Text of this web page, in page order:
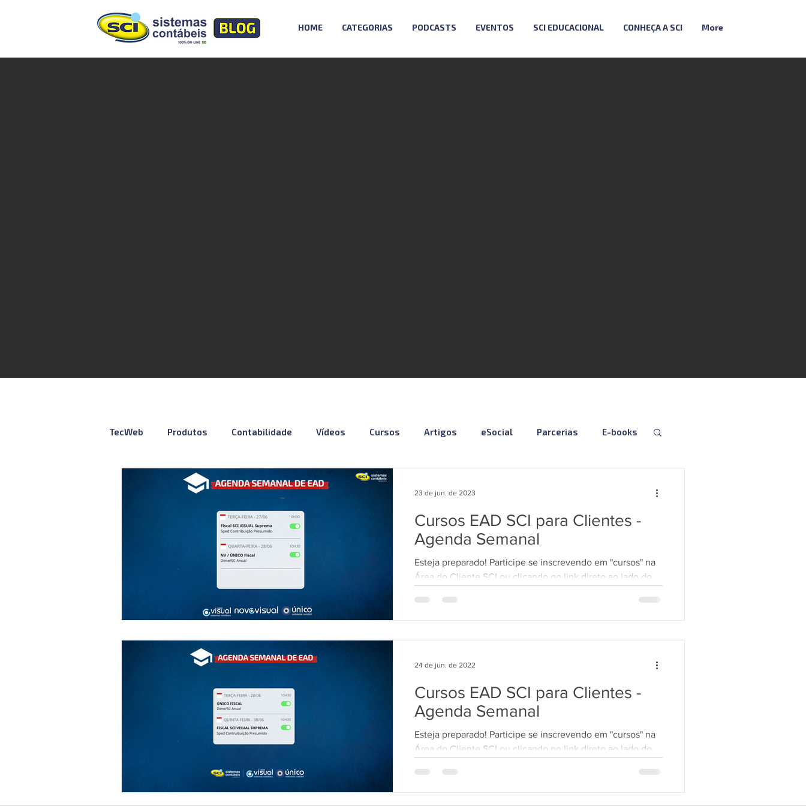
HOME CATEGORIAS PODCASTS EVENTOS SCI EDUCACIONAL CONHEÇA A SCI More
TecWeb Produtos Contabilidade Vídeos Cursos Artigos eSocial Parcerias E-books
Cursos ÚNICO Notícias Material Especial
Tributação Série eSocial_Cleide Podcast - SCI NEWS Série SST eSocial
Linha Visual ÚNICO LGPD 10
Reforma Tributária
Cursos EAD SCI para Clientes -
Agenda Semanal
Esteja preparado! Participe se inscrevendo em "cursos" na
Área do Cliente SCI ou clicando no link direto ao lado do
23 de jun. de 2023
Cursos EAD SCI para Clientes -
Agenda Semanal
Esteja preparado! Participe se inscrevendo em "cursos" na
Área do Cliente SCI ou clicando no link direto ao lado do
24 de jun. de 2022